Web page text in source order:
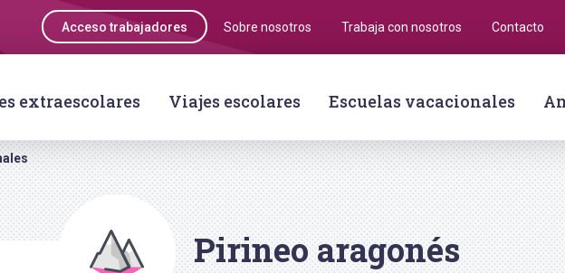
Acceso trabajadores Sobre nosotros Trabaja con nosotros Contacto
extraescolares Viajes escolares Escuelas vacacionales
Pirineo aragonés